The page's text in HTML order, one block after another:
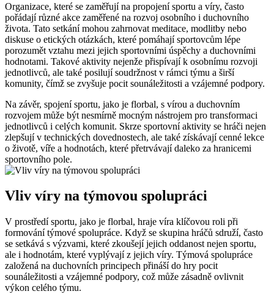
Organizace, které se zaměřují na propojení sportu a víry, často
pořádají různé akce zaměřené na rozvoj osobního i duchovního
života. Tato setkání mohou zahrnovat meditace, modlitby nebo
diskuse o etických otázkách, které pomáhají sportovcům lépe
porozumět vztahu mezi jejich sportovními úspěchy a duchovními
hodnotami. Takové aktivity nejenže přispívají k osobnímu rozvoji
jednotlivců, ale také posilují soudržnost v rámci týmu a širší
komunity, čímž se zvyšuje pocit sounáležitosti a vzájemné podpory.
Na závěr, spojení sportu, jako je florbal, s vírou a duchovním
rozvojem může být nesmírně mocným nástrojem pro transformaci
jednotlivců i celých komunit. Skrze sportovní aktivity se hráči nejen
zlepšují v technických dovednostech, ale také získávají cenné lekce
o životě, víře a hodnotách, které přetrvávají daleko za hranicemi
sportovního pole.
Vliv víry na týmovou spolupráci
V prostředí sportu, jako je florbal, hraje víra klíčovou roli při
formování týmové spolupráce. Když se skupina hráčů sdruží, často
se setkává s výzvami, které zkoušejí jejich oddanost nejen sportu,
ale i hodnotám, které vyplývají z jejich víry. Týmová spolupráce
založená na duchovních principech přináší do hry pocit
sounáležitosti a vzájemné podpory, což může zásadně ovlivnit
výkon celého týmu.